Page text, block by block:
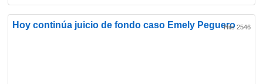
Hoy continúa juicio de fondo caso Emely PegueroHits 2546